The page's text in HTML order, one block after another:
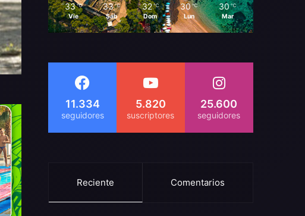
33 ℃
Vie
33 ℃
Sáb
32 ℃
Dom
30 ℃
Lun
30 ℃
Mar
11.334 5.820 25.600
Reciente Comentarios